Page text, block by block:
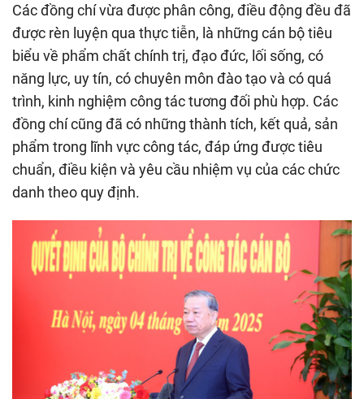
Các đồng chí vừa được phân công, điều động đều đã
được rèn luyện qua thực tiễn, là những cán bộ tiêu
biểu về phẩm chất chính trị, đạo đức, lối sống, có
năng lực, uy tín, có chuyên môn đào tạo và có quá
trình, kinh nghiệm công tác tương đối phù hợp. Các
đồng chí cũng đã có những thành tích, kết quả, sản
phẩm trong lĩnh vực công tác, đáp ứng được tiêu
chuẩn, điều kiện và yêu cầu nhiệm vụ của các chức
danh theo quy định.